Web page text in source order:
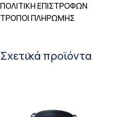
ΠΟΛΙΤΙΚΗ ΕΠΙΣΤΡΟΦΩΝ
ΤΡΟΠΟΙ ΠΛΗΡΩΜΗΣ
Σχετικά προϊόντα